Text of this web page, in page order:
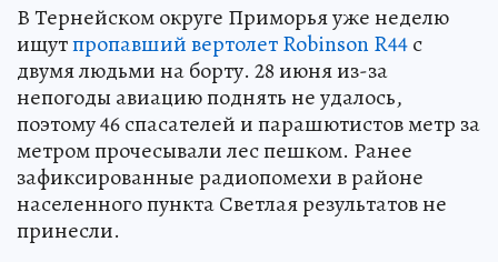
В Тернейском округе Приморья уже неделю
ищутпропавший вертолет Robinson R44с
двумя людьми на борту. 28 июня из-за
непогоды авиацию поднять не удалось,
поэтому 46 спасателей и парашютистов метр за
метром прочесывали лес пешком. Ранее
зафиксированные радиопомехи в районе
населенного пункта Светлая результатов не
принесли.